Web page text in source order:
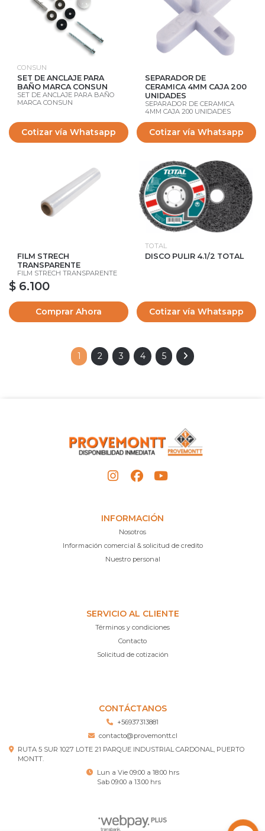
CONSUN
SET DE ANCLAJE PARA
BAÑO MARCA CONSUN
SET DE ANCLAJE PARA BAÑO
MARCA CONSUN
Cotizar vía Whatsapp
SEPARADOR DE
CERAMICA 4MM CAJA 200
UNIDADES
SEPARADOR DE CERAMICA
4MM CAJA 200 UNIDADES
Cotizar vía Whatsapp
FILM STRECH
TRANSPARENTE
FILM STRECH TRANSPARENTE
$ 6.100
Comprar Ahora
TOTAL
DISCO PULIR 4.1/2 TOTAL
Cotizar vía Whatsapp
1 2 3 4 5
INFORMACIÓN
Nosotros
Información comercial & solicitud de credito
Nuestro personal
SERVICIO AL CLIENTE
Términos y condiciones
Contacto
Solicitud de cotización
CONTÁCTANOS
+56937313881
contacto@provemontt.cl
RUTA 5 SUR 1027 LOTE 21 PARQUE INDUSTRIAL CARDONAL, PUERTO
MONTT.
Lun a Vie 09:00 a 18:00 hrs
Sab 09:00 a 13:00 hrs